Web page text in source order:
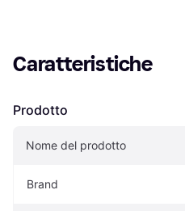
Caratteristiche
Prodotto
Nome del prodotto
Brand